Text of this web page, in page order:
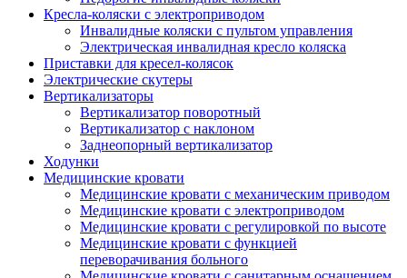
Кресла-коляски с электроприводом
Инвалидные коляски с пультом управления
Электрическая инвалидная кресло коляска
Приставки для кресел-колясок
Электрические скутеры
Вертикализаторы
Вертикализатор поворотный
Вертикализатор с наклоном
Заднеопорный вертикализатор
Ходунки
Медицинские кровати
Медицинские кровати с механическим приводом
Медицинские кровати с электроприводом
Медицинские кровати с регулировкой по высоте
Медицинские кровати с функцией
переворачивания больного